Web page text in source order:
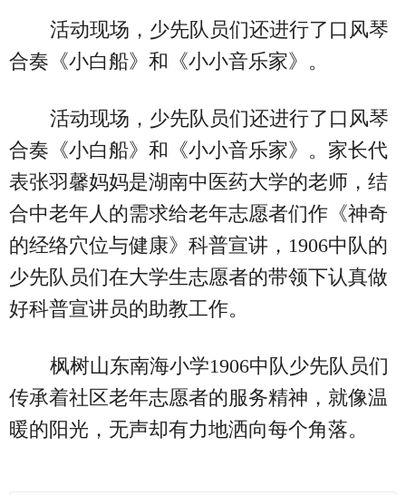
活动现场，少先队员们还进行了口风琴
合奏《小白船》和《小小音乐家》。
活动现场，少先队员们还进行了口风琴
合奏《小白船》和《小小音乐家》。家长代
表张羽馨妈妈是湖南中医药大学的老师，结
合中老年人的需求给老年志愿者们作《神奇
的经络穴位与健康》科普宣讲，1906中队的
少先队员们在大学生志愿者的带领下认真做
好科普宣讲员的助教工作。
枫树山东南海小学1906中队少先队员们
传承着社区老年志愿者的服务精神，就像温
暖的阳光，无声却有力地洒向每个角落。